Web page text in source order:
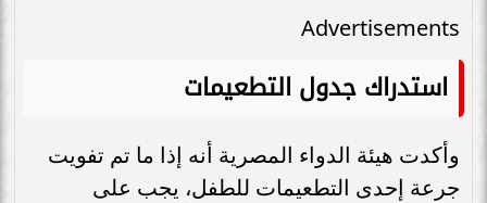
Advertisements
استدراك جدول التطعيمات
وأكدت هيئة الدواء المصرية أنه إذا ما تم تفويت
جرعة إحدى التطعيمات للطفل، يجب على